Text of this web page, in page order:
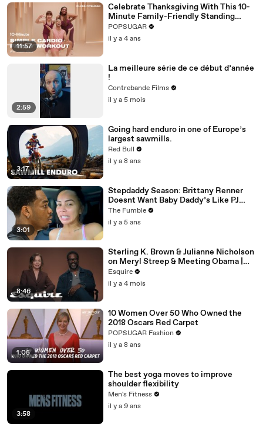
11:57
Celebrate Thanksgiving With This 10-
Minute Family-Friendly Standing
Cardio Workout
POPSUGAR
il y a 4 ans
2:59
La meilleure série de ce début d’année
!
Contrebande Films
il y a 5 mois
3:17
Going hard enduro in one of Europe’s
largest sawmills.
Red Bull
il y a 8 ans
3:01
Stepdaddy Season: Brittany Renner
Doesnt Want Baby Daddy’s Like PJ
Washington To Block Her Blessings
The Fumble
il y a 5 ans
8:46
Sterling K. Brown & Julianne Nicholson
on Meryl Streep & Meeting Obama |
Inquiring Minds | Esquire
Esquire
il y a 4 mois
1:05
10 Women Over 50 Who Owned the
2018 Oscars Red Carpet
POPSUGAR Fashion
il y a 8 ans
3:58
The best yoga moves to improve
shoulder flexibility
Men's Fitness
il y a 9 ans